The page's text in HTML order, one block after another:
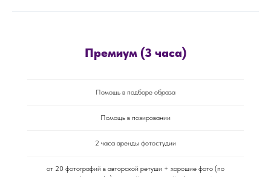
Премиум (3 часа)
Помощь в подборе образа
Помощь в позировании
2 часа аренды фотостудии
от 20 фотографий в авторской ретуши + хорошие фото (по